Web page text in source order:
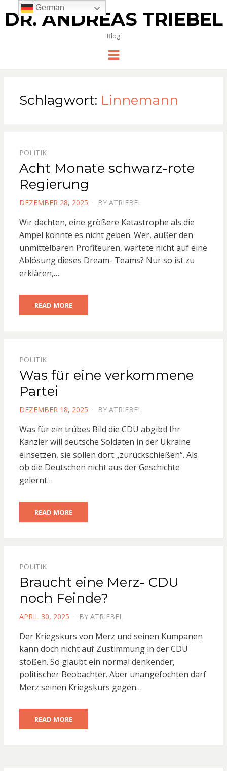
DR. ANDREAS TRIEBEL
Blog
Menu
Schlagwort: Linnemann
POLITIK
Acht Monate schwarz-rote
Regierung
POSTED
DEZEMBER 28, 2025 BY ATRIEBEL
Wir dachten, eine größere Katastrophe als die
Ampel könnte es nicht geben. Wer, außer den
unmittelbaren Profiteuren, wartete nicht auf eine
Ablösung dieses Dream- Teams? Nur so ist zu
erklären,…
READ MORE
POLITIK
Was für eine verkommene
Partei
POSTED
DEZEMBER 18, 2025 BY ATRIEBEL
Was für ein trübes Bild die CDU abgibt! Ihr
Kanzler will deutsche Soldaten in der Ukraine
einsetzen, sie sollen dort „zurückschießen“. Als
ob die Deutschen nicht aus der Geschichte
gelernt…
READ MORE
POLITIK
Braucht eine Merz- CDU
noch Feinde?
POSTED
APRIL 30, 2025 BY ATRIEBEL
Der Kriegskurs von Merz und seinen Kumpanen
kann doch nicht auf Zustimmung in der CDU
stoßen. So glaubt ein normal denkender,
politischer Beobachter. Aber unangefochten darf
Merz seinen Kriegskurs gegen…
READ MORE
German